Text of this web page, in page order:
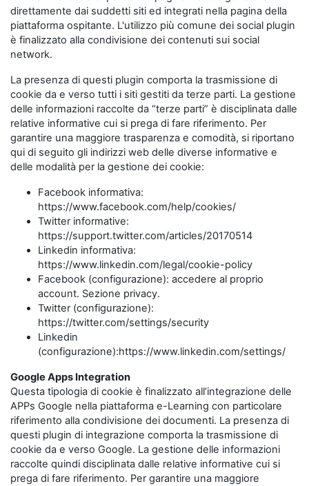
direttamente dai suddetti siti ed integrati nella pagina della
piattaforma ospitante. L'utilizzo più comune dei social plugin
è finalizzato alla condivisione dei contenuti sui social
network.
La presenza di questi plugin comporta la trasmissione di
cookie da e verso tutti i siti gestiti da terze parti. La gestione
delle informazioni raccolte da “terze parti” è disciplinata dalle
relative informative cui si prega di fare riferimento. Per
garantire una maggiore trasparenza e comodità, si riportano
qui di seguito gli indirizzi web delle diverse informative e
delle modalità per la gestione dei cookie:
Facebook informativa:
https://www.facebook.com/help/cookies/
Twitter informative:
https://support.twitter.com/articles/20170514
Linkedin informativa:
https://www.linkedin.com/legal/cookie-policy
Facebook (configurazione): accedere al proprio
account. Sezione privacy.
Twitter (configurazione):
https://twitter.com/settings/security
Linkedin
(configurazione):https://www.linkedin.com/settings/
Google Apps Integration
Questa tipologia di cookie è finalizzato all’integrazione delle
APPs Google nella piattaforma e-Learning con particolare
riferimento alla condivisione dei documenti. La presenza di
questi plugin di integrazione comporta la trasmissione di
cookie da e verso Google. La gestione delle informazioni
raccolte quindi disciplinata dalle relative informative cui si
prega di fare riferimento. Per garantire una maggiore